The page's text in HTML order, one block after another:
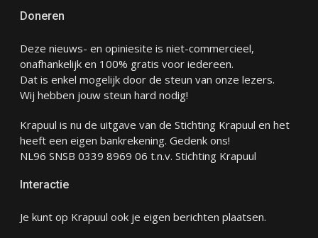
Doneren
Deze nieuws- en opiniesite is niet-commercieel,
onafhankelijk en 100% gratis voor iedereen.
Dat is enkel mogelijk door de steun van onze lezers.
Wij hebben jouw steun hard nodig!
Krapuul is nu de uitgave van de Stichting Krapuul en het
heeft een eigen bankrekening. Gedenk ons!
NL96 SNSB 0339 8969 06 t.n.v. Stichting Krapuul
Interactie
Je kunt op Krapuul ook je eigen berichten plaatsen.